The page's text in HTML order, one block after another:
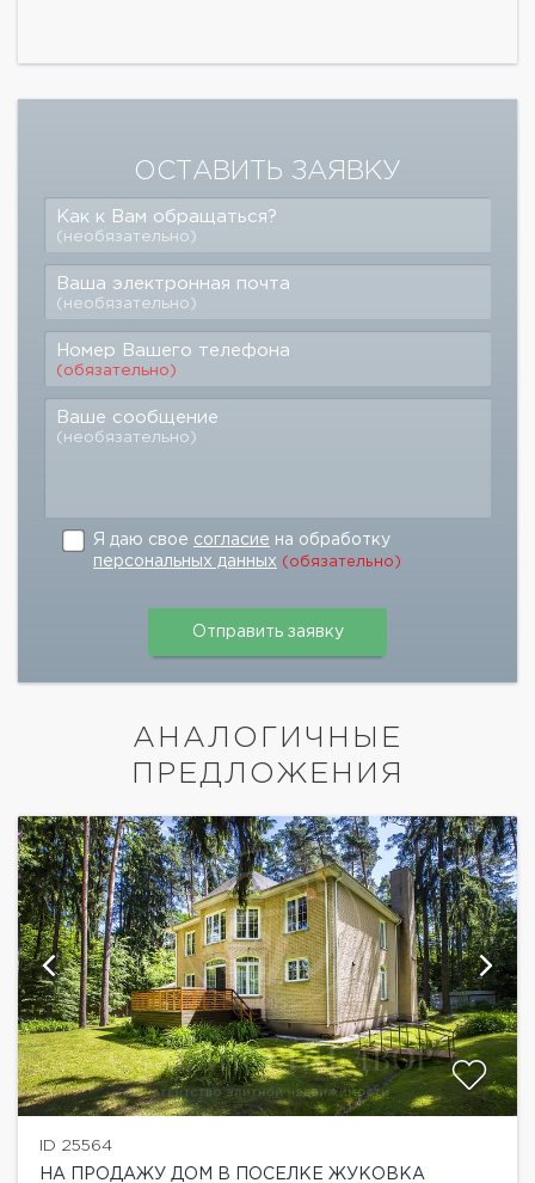
ОСТАВИТЬ ЗАЯВКУ
Как к Вам обращаться?
(необязательно)
Ваша электронная почта
(необязательно)
Номер Вашего телефона
(обязательно)
Ваше сообщение
(необязательно)
Я даю свое согласие на обработку
персональных данных (обязательно)
АНАЛОГИЧНЫЕ
ПРЕДЛОЖЕНИЯ
ID 25564
НА ПРОДАЖУ ДОМ В ПОСЕЛКЕ ЖУКОВКА